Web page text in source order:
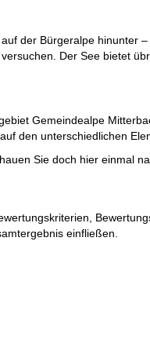
der Bürgeralpe hinunter
Der See bietet
Gemeindealpe
den unterschiedlichen
Sie doch hier einmal
einfließen.